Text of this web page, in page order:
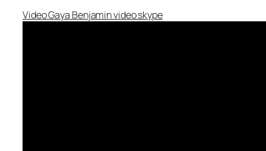
Video Gaya Benjamin video skype